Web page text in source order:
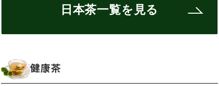
日本茶一覧を見る
健康茶